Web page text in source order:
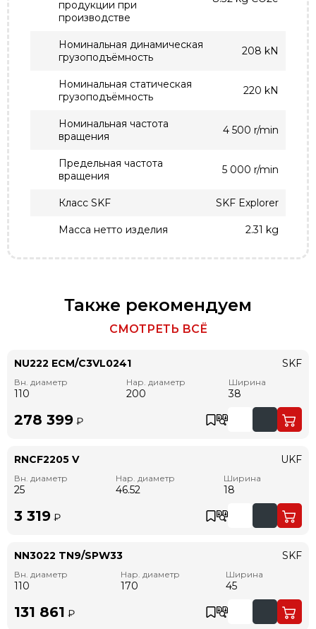
продукции при
производстве
Номинальная динамическая
грузоподъёмность
208 kN
Номинальная статическая
грузоподъёмность
220 kN
Номинальная частота
вращения
4 500 r/min
Предельная частота
вращения
5 000 r/min
Класс SKF SKF Explorer
Масса нетто изделия 2.31 kg
Также рекомендуем
СМОТРЕТЬ ВСЁ
NU222 ECM/C3VL0241
Вн. диаметр
110
Нар. диаметр
200
Ширина
38
SKF
278 399 ₽
RNCF2205 V
Вн. диаметр
25
Нар. диаметр
46.52
Ширина
18
UKF
3 319 ₽
NN3022 TN9/SPW33
Вн. диаметр
110
Нар. диаметр
170
Ширина
45
SKF
131 861 ₽